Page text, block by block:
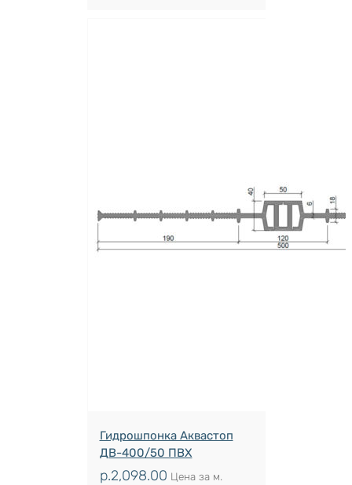
Гидрошпонка Аквастоп
ДВ-400/50 ПВХ
р.2,098.00 Цена за м.